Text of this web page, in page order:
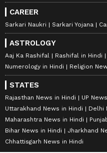
CAREER
Sarkari Naukri Sarkari Yojana
ASTROLOGY
Aaj Ka Rashifal Rashifal in Hindi
Numerology in Hindi
Religion
STATES
Rajasthan News in Hindi
UP
Uttarakhand News in Hindi
Delhi
Maharashtra News in Hindi
Bihar News in Hindi
Jharkhand
Chhattisgarh News in Hindi